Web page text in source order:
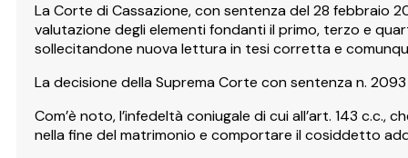
La Corte di Cassazione, con sentenza del 28 febbraio
valutazione degli elementi fondanti il primo, terzo e
sollecitandone nuova lettura in tesi corretta e
La decisione della Suprema Corte con sentenza n.
Com’è noto, l’infedeltà coniugale di cui all’art. 143
nella fine del matrimonio e comportare il cosiddetto